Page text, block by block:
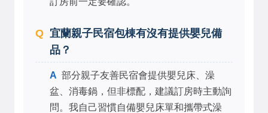
宜蘭親子民宿包棟有沒有提供嬰兒備
品？
部分親子友善民宿會提供嬰兒床、澡
盆、消毒鍋，但非標配，建議訂房時主動詢
問。我自己習慣自備嬰兒床單和攜帶式澡